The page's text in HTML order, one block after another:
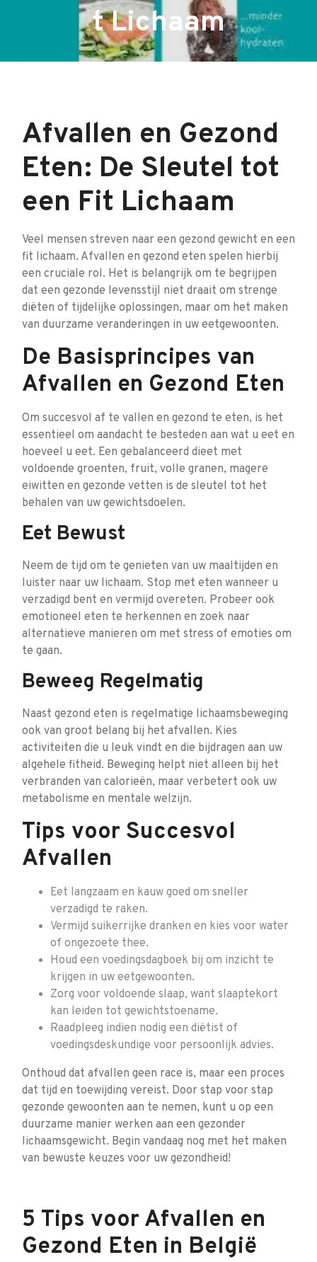
t Lichaam
Afvallen en Gezond
Eten: De Sleutel tot
een Fit Lichaam
Veel mensen streven naar een gezond gewicht en een
fit lichaam. Afvallen en gezond eten spelen hierbij
een cruciale rol. Het is belangrijk om te begrijpen
dat een gezonde levensstijl niet draait om strenge
diëten of tijdelijke oplossingen, maar om het maken
van duurzame veranderingen in uw eetgewoonten.
De Basisprincipes van
Afvallen en Gezond Eten
Om succesvol af te vallen en gezond te eten, is het
essentieel om aandacht te besteden aan wat u eet en
hoeveel u eet. Een gebalanceerd dieet met
voldoende groenten, fruit, volle granen, magere
eiwitten en gezonde vetten is de sleutel tot het
behalen van uw gewichtsdoelen.
Eet Bewust
Neem de tijd om te genieten van uw maaltijden en
luister naar uw lichaam. Stop met eten wanneer u
verzadigd bent en vermijd overeten. Probeer ook
emotioneel eten te herkennen en zoek naar
alternatieve manieren om met stress of emoties om
te gaan.
Beweeg Regelmatig
Naast gezond eten is regelmatige lichaamsbeweging
ook van groot belang bij het afvallen. Kies
activiteiten die u leuk vindt en die bijdragen aan uw
algehele fitheid. Beweging helpt niet alleen bij het
verbranden van calorieën, maar verbetert ook uw
metabolisme en mentale welzijn.
Tips voor Succesvol
Afvallen
Eet langzaam en kauw goed om sneller
verzadigd te raken.
Vermijd suikerrijke dranken en kies voor water
of ongezoete thee.
Houd een voedingsdagboek bij om inzicht te
krijgen in uw eetgewoonten.
Zorg voor voldoende slaap, want slaaptekort
kan leiden tot gewichtstoename.
Raadpleeg indien nodig een diëtist of
voedingsdeskundige voor persoonlijk advies.
Onthoud dat afvallen geen race is, maar een proces
dat tijd en toewijding vereist. Door stap voor stap
gezonde gewoonten aan te nemen, kunt u op een
duurzame manier werken aan een gezonder
lichaamsgewicht. Begin vandaag nog met het maken
van bewuste keuzes voor uw gezondheid!
5 Tips voor Afvallen en
Gezond Eten in België